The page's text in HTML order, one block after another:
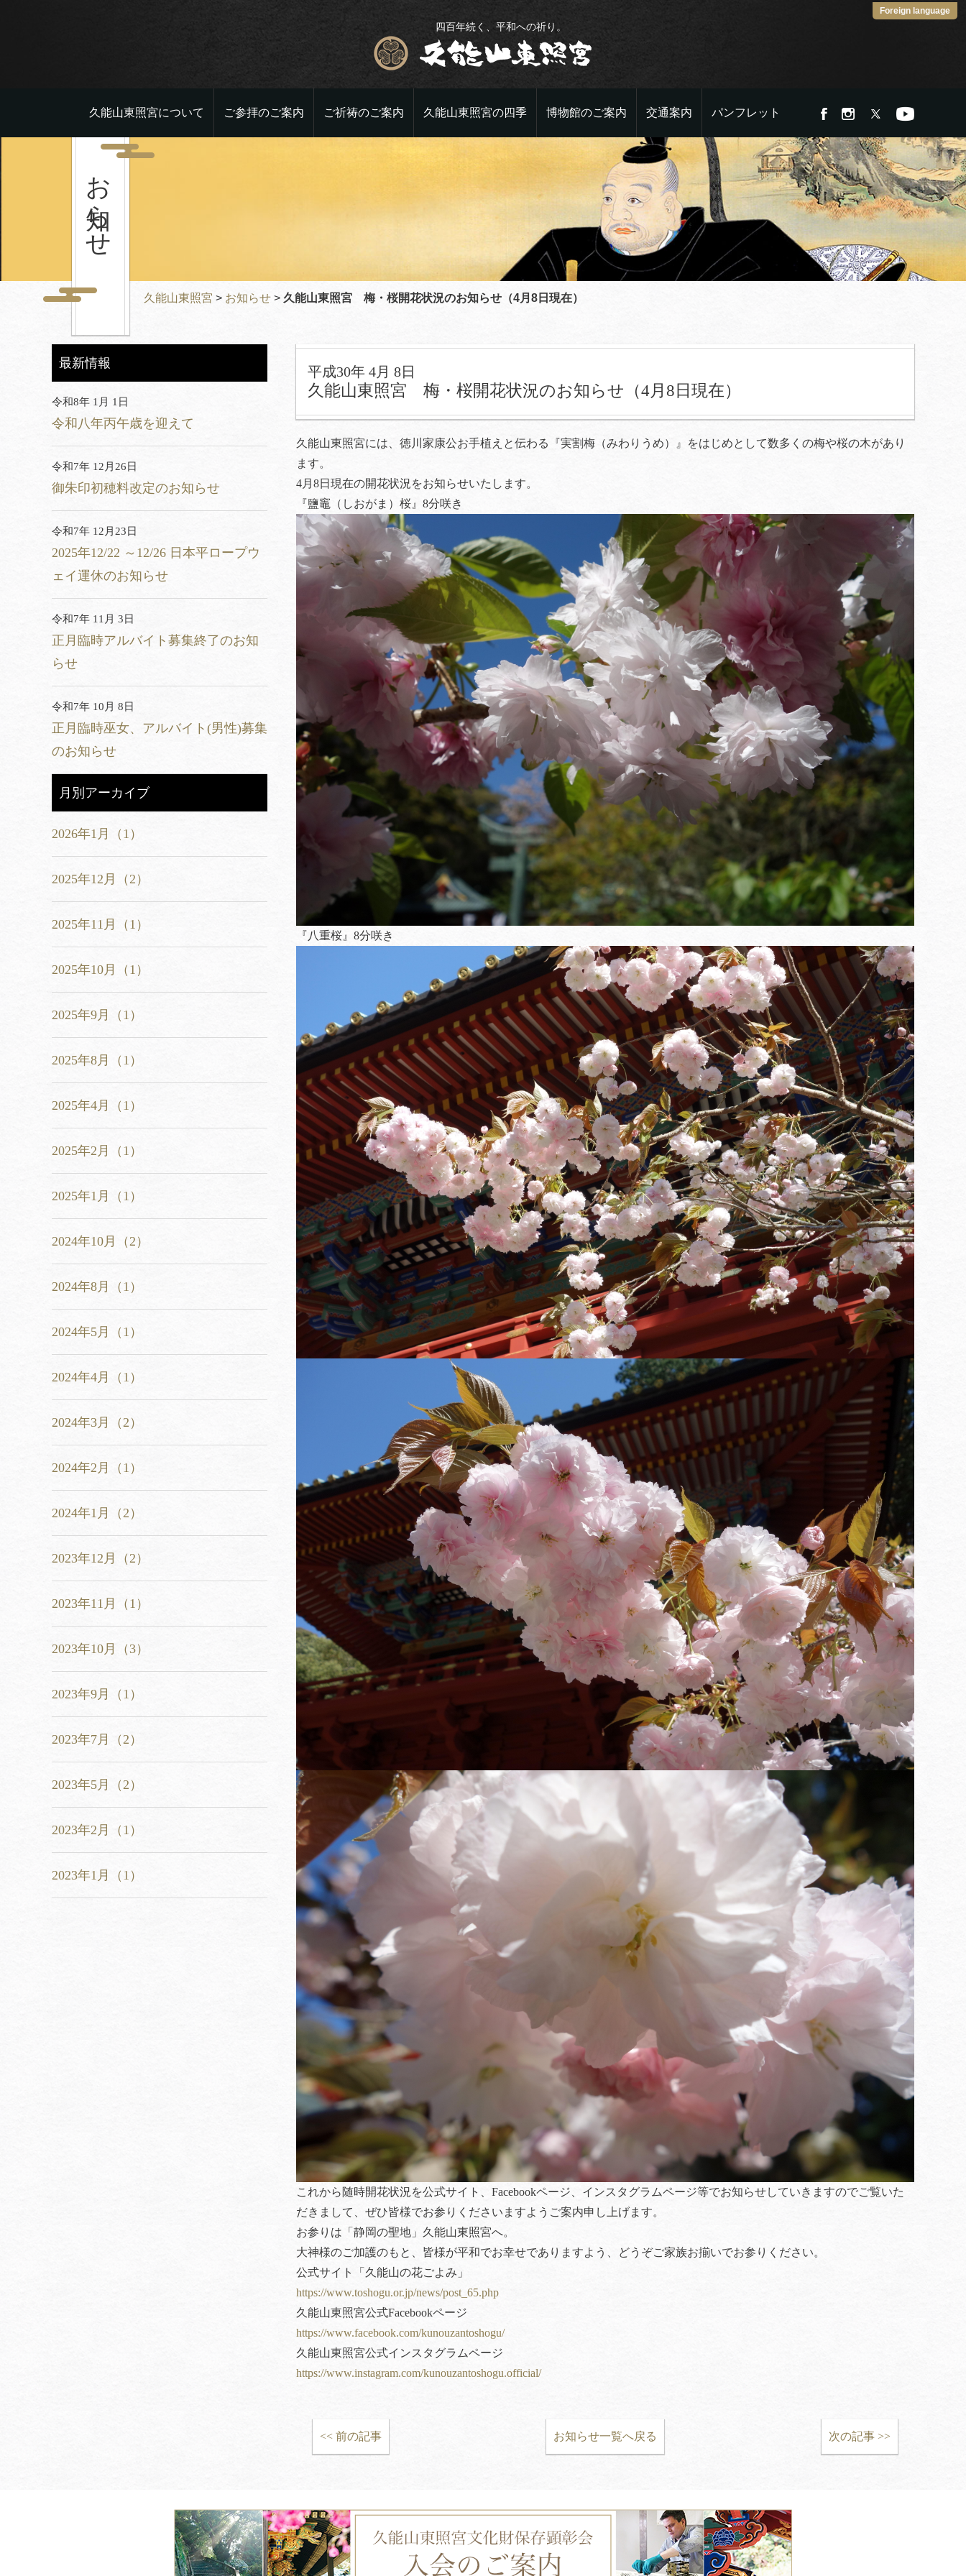
四百年続く、平和への祈り。
久能山東照宮について ご参拝のご案内 ご祈祷のご案内 久能山東照宮の四季 博物館のご案内 交通案内 パンフレット
Foreign language
お知らせ
久能山東照宮 > お知らせ > 久能山東照宮 梅・桜開花状況のお知らせ（4月8日現在）
平成30年 4月 8日
久能山東照宮 梅・桜開花状況のお知らせ（4月8日現在）
久能山東照宮には、徳川家康公お手植えと伝わる『実割梅（みわりうめ）』をはじめとして数多くの梅や桜の木があり
ます。
4月8日現在の開花状況をお知らせいたします。
『鹽竈（しおがま）桜』8分咲き
『八重桜』8分咲き
これから随時開花状況を公式サイト、Facebookページ、インスタグラムページ等でお知らせしていきますのでご覧いた
だきまして、ぜひ皆様でお参りくださいますようご案内申し上げます。
お参りは「静岡の聖地」久能山東照宮へ。
大神様のご加護のもと、皆様が平和でお幸せでありますよう、どうぞご家族お揃いでお参りください。
公式サイト「久能山の花ごよみ」
https://www.toshogu.or.jp/news/post_65.php
久能山東照宮公式Facebookページ
https://www.facebook.com/kunouzantoshogu/
久能山東照宮公式インスタグラムページ
https://www.instagram.com/kunouzantoshogu.official/
<< 前の記事 お知らせ一覧へ戻る 次の記事 >>
最新情報
令和8年 1月 1日
令和八年丙午歳を迎えて
令和7年 12月26日
御朱印初穂料改定のお知らせ
令和7年 12月23日
2025年12/22 ～12/26 日本平ロープウ
ェイ運休のお知らせ
令和7年 11月 3日
正月臨時アルバイト募集終了のお知
らせ
令和7年 10月 8日
正月臨時巫女、アルバイト(男性)募集
のお知らせ
月別アーカイブ
2026年1月（1）
2025年12月（2）
2025年11月（1）
2025年10月（1）
2025年9月（1）
2025年8月（1）
2025年4月（1）
2025年2月（1）
2025年1月（1）
2024年10月（2）
2024年8月（1）
2024年5月（1）
2024年4月（1）
2024年3月（2）
2024年2月（1）
2024年1月（2）
2023年12月（2）
2023年11月（1）
2023年10月（3）
2023年9月（1）
2023年7月（2）
2023年5月（2）
2023年2月（1）
2023年1月（1）